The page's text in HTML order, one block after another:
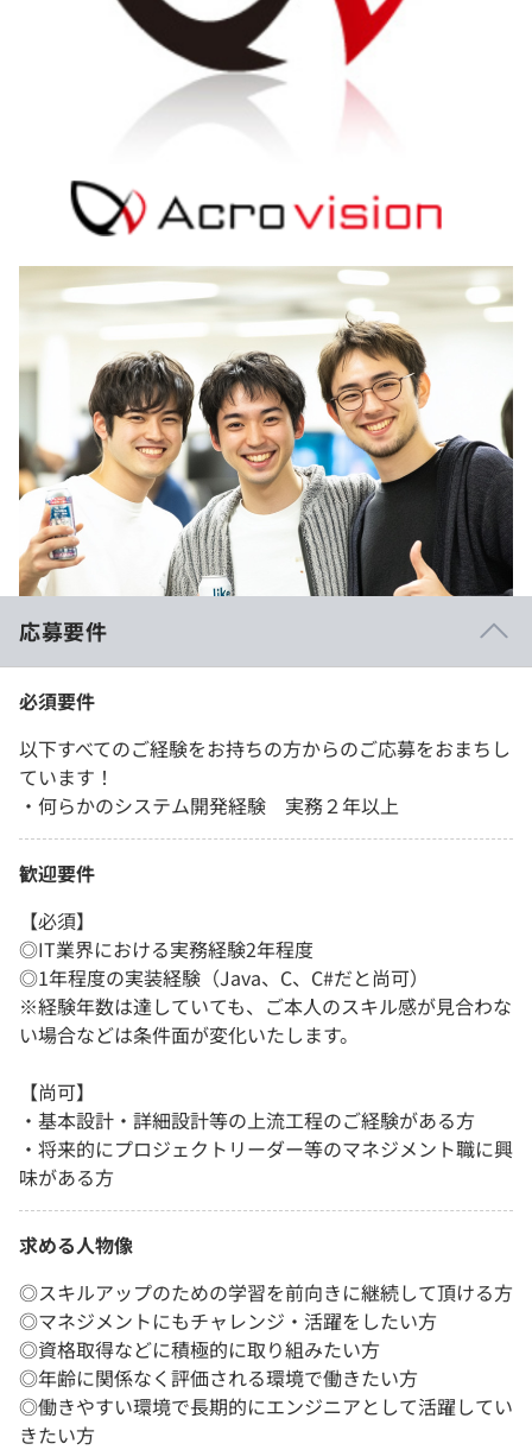
応募要件
必須要件
以下すべてのご経験をお持ちの方からのご応募をおまちし
ています！
・何らかのシステム開発経験 実務２年以上
歓迎要件
【必須】
◎IT業界における実務経験2年程度
◎1年程度の実装経験（Java、C、C#だと尚可）
※経験年数は達していても、ご本人のスキル感が見合わな
い場合などは条件面が変化いたします。
【尚可】
・基本設計・詳細設計等の上流工程のご経験がある方
・将来的にプロジェクトリーダー等のマネジメント職に興
味がある方
求める人物像
◎スキルアップのための学習を前向きに継続して頂ける方
◎マネジメントにもチャレンジ・活躍をしたい方
◎資格取得などに積極的に取り組みたい方
◎年齢に関係なく評価される環境で働きたい方
◎働きやすい環境で長期的にエンジニアとして活躍してい
きたい方